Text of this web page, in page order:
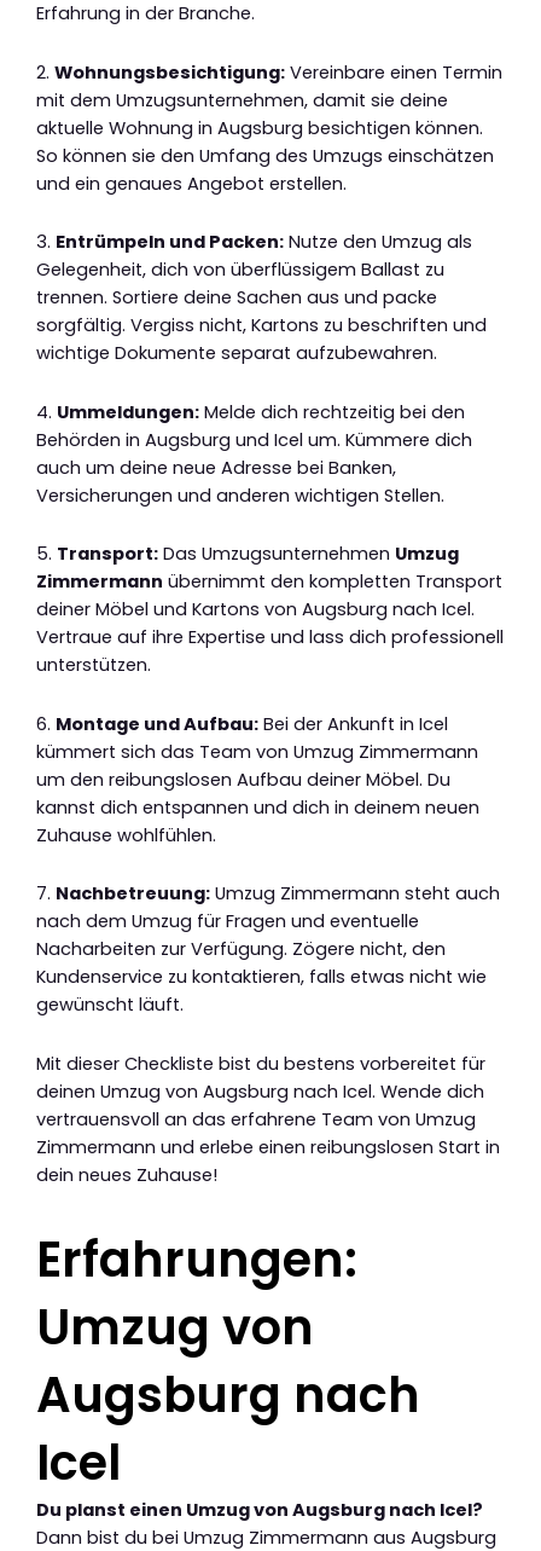
Erfahrung in der Branche.
2. Wohnungsbesichtigung: Vereinbare einen Termin
mit dem Umzugsunternehmen, damit sie deine
aktuelle Wohnung in Augsburg besichtigen können.
So können sie den Umfang des Umzugs einschätzen
und ein genaues Angebot erstellen.
3. Entrümpeln und Packen: Nutze den Umzug als
Gelegenheit, dich von überflüssigem Ballast zu
trennen. Sortiere deine Sachen aus und packe
sorgfältig. Vergiss nicht, Kartons zu beschriften und
wichtige Dokumente separat aufzubewahren.
4. Ummeldungen: Melde dich rechtzeitig bei den
Behörden in Augsburg und Icel um. Kümmere dich
auch um deine neue Adresse bei Banken,
Versicherungen und anderen wichtigen Stellen.
5. Transport: Das Umzugsunternehmen Umzug
Zimmermann übernimmt den kompletten Transport
deiner Möbel und Kartons von Augsburg nach Icel.
Vertraue auf ihre Expertise und lass dich professionell
unterstützen.
6. Montage und Aufbau: Bei der Ankunft in Icel
kümmert sich das Team von Umzug Zimmermann
um den reibungslosen Aufbau deiner Möbel. Du
kannst dich entspannen und dich in deinem neuen
Zuhause wohlfühlen.
7. Nachbetreuung: Umzug Zimmermann steht auch
nach dem Umzug für Fragen und eventuelle
Nacharbeiten zur Verfügung. Zögere nicht, den
Kundenservice zu kontaktieren, falls etwas nicht wie
gewünscht läuft.
Mit dieser Checkliste bist du bestens vorbereitet für
deinen Umzug von Augsburg nach Icel. Wende dich
vertrauensvoll an das erfahrene Team von Umzug
Zimmermann und erlebe einen reibungslosen Start in
dein neues Zuhause!
Erfahrungen:
Umzug von
Augsburg nach
Icel
Du planst einen Umzug von Augsburg nach Icel?
Dann bist du bei Umzug Zimmermann aus Augsburg